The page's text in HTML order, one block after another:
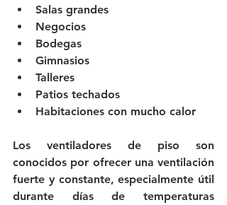
Salas grandes
Negocios
Bodegas
Gimnasios
Talleres
Patios techados
Habitaciones con mucho calor
Los ventiladores de piso son
conocidos por ofrecer una ventilación
fuerte y constante, especialmente útil
durante días de temperaturas